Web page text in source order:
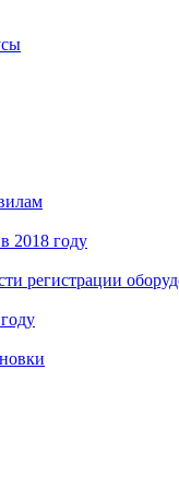
2018 году
регистрации